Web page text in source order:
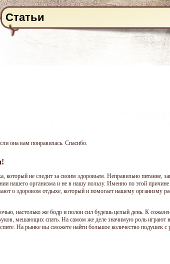
Статьи
она вам понравилась. Спасибо.
не следит за своим здоровьем. Неправильно питание,
нашего организма и не в нашу пользу. Именно по этой
о здоровом отдыхе, который и помогает нашему организму
настолько же бодр и полон сил будешь целый день. К
мешающих спать. На самом же деле значимую роль играют
На рынке вы сможете найти большое количество подушек с